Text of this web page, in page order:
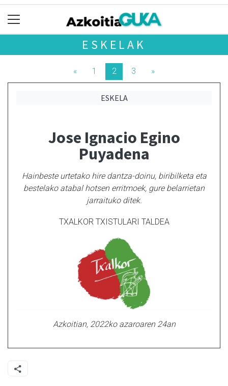
ESKELAK
« 1 2 3 »
ESKELA
Jose Ignacio Egino
Puyadena
Hainbeste urtetako hire dantza-doinu, biribilketa eta
bestelako atabal hotsen erritmoek, gure belarrietan
jarraituko ditek.
TXALKOR TXISTULARI TALDEA
Azkoitian, 2022ko azaroaren 24an